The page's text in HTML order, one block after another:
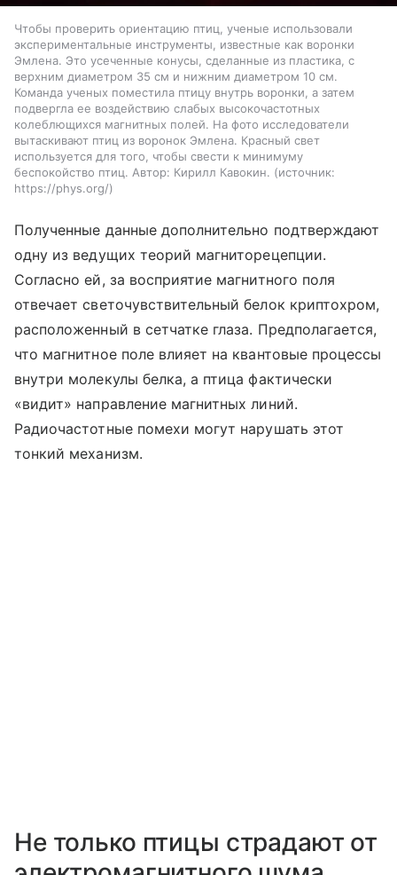
Чтобы проверить ориентацию птиц, ученые использовали
экспериментальные инструменты, известные как воронки
Эмлена. Это усеченные конусы, сделанные из пластика, с
верхним диаметром 35 см и нижним диаметром 10 см.
Команда ученых поместила птицу внутрь воронки, а затем
подвергла ее воздействию слабых высокочастотных
колеблющихся магнитных полей. На фото исследователи
вытаскивают птиц из воронок Эмлена. Красный свет
используется для того, чтобы свести к минимуму
беспокойство птиц. Автор: Кирилл Кавокин.
источник:
https://phys.org/
Полученные данные дополнительно подтверждают
одну из ведущих теорий магниторецепции.
Согласно ей, за восприятие магнитного поля
отвечает светочувствительный белок криптохром,
расположенный в сетчатке глаза. Предполагается,
что магнитное поле влияет на квантовые процессы
внутри молекулы белка, а птица фактически
«видит» направление магнитных линий.
Радиочастотные помехи могут нарушать этот
тонкий механизм.
Не только птицы страдают от